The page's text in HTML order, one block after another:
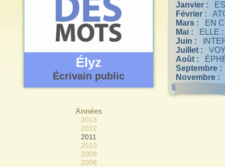
Élyz
Écrivain public
Années
2013
2012
2011
2010
2009
2008
Janvier :
Février :
Mars : EN
Mai : ELLE :
Juin :
Juillet :
Août :
Septembre :
Novembre :